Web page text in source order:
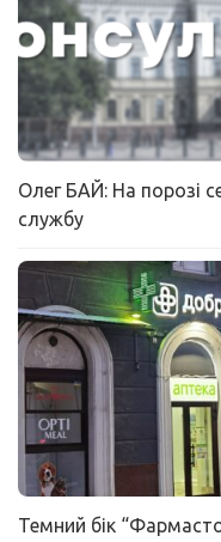
Олег БАЙ: На порозі
службу
Темний бік